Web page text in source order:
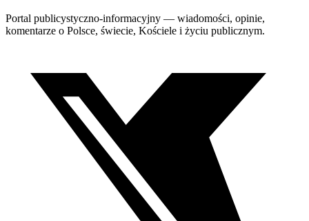
Portal publicystyczno-informacyjny — wiadomości, opinie,
komentarze o Polsce, świecie, Kościele i życiu publicznym.